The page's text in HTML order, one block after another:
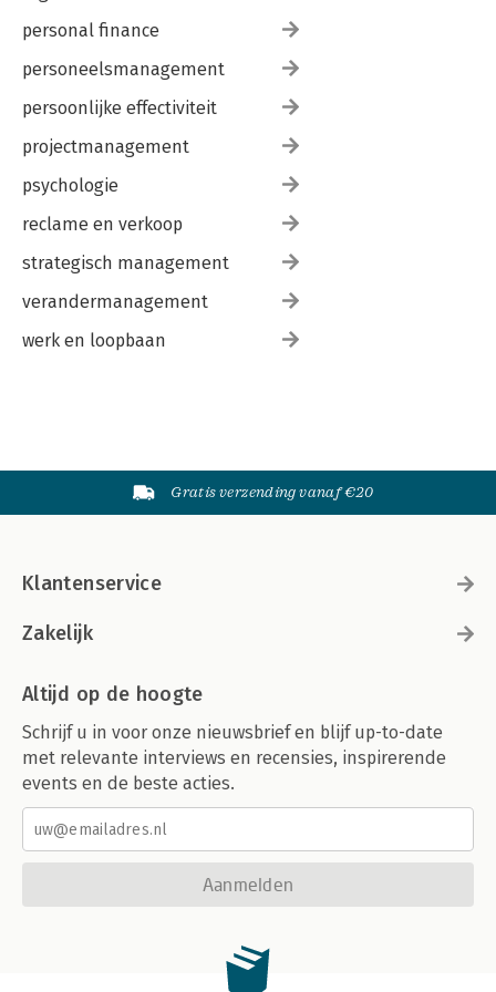
personal finance
personeelsmanagement
persoonlijke effectiviteit
projectmanagement
psychologie
reclame en verkoop
strategisch management
verandermanagement
werk en loopbaan
Gratis verzending vanaf €20
Klantenservice
Zakelijk
Altijd op de hoogte
Schrijf u in voor onze nieuwsbrief en blijf up-to-date
met relevante interviews en recensies, inspirerende
events en de beste acties.
Aanmelden